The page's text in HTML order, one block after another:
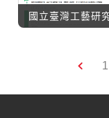
1